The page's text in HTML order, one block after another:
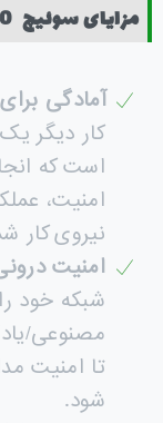
مزایای سوئیچ Cisco Catalyst 9200
آمادگی
کار دیگر
است که
امنیت،
نیروی کار
امنیت
شبکه خود
مصنوعی/
شود.